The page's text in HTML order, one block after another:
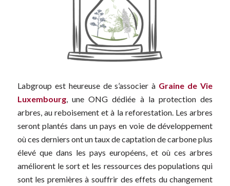
Labgroup est heureuse de s’associer à Graine de Vie
Luxembourg, une ONG dédiée à la protection des
arbres, au reboisement et à la reforestation. Les arbres
seront plantés dans un pays en voie de développement
où ces derniers ont un taux de captation de carbone plus
élevé que dans les pays européens, et où ces arbres
améliorent le sort et les ressources des populations qui
sont les premières à souffrir des effets du changement